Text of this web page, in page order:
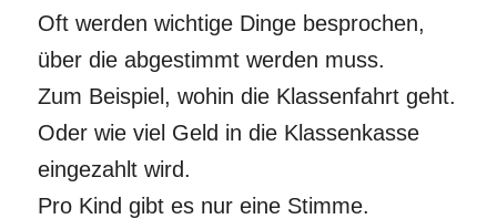
Oft werden wichtige Dinge besprochen,
über die abgestimmt werden muss.
Zum Beispiel, wohin die Klassenfahrt geht.
Oder wie viel Geld in die Klassenkasse
eingezahlt wird.
Pro Kind gibt es nur eine Stimme.